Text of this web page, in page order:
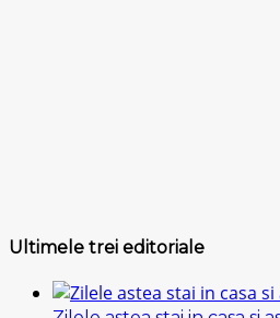
Ultimele trei editoriale